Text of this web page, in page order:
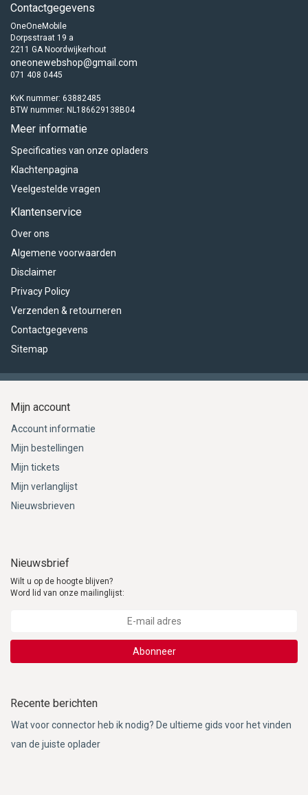
Contactgegevens
OneOneMobile
Dorpsstraat 19 a
2211 GA Noordwijkerhout
oneonewebshop@gmail.com
071 408 0445
KvK nummer: 63882485
BTW nummer: NL186629138B04
Meer informatie
Specificaties van onze opladers
Klachtenpagina
Veelgestelde vragen
Klantenservice
Over ons
Algemene voorwaarden
Disclaimer
Privacy Policy
Verzenden & retourneren
Contactgegevens
Sitemap
Mijn account
Account informatie
Mijn bestellingen
Mijn tickets
Mijn verlanglijst
Nieuwsbrieven
Nieuwsbrief
Wilt u op de hoogte blijven?
Word lid van onze mailinglijst:
Abonneer
Recente berichten
Wat voor connector heb ik nodig? De ultieme gids voor het vinden
van de juiste oplader